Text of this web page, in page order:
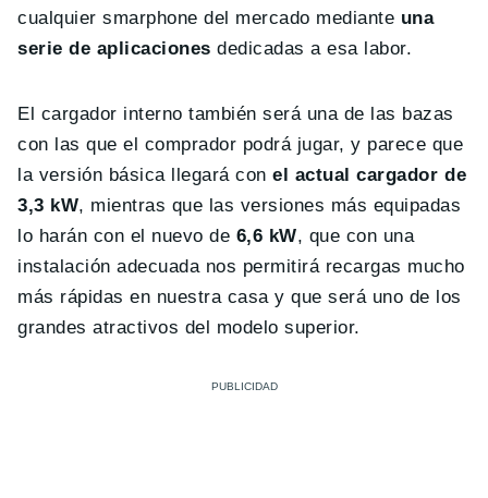
cualquier smarphone del mercado mediante una
serie de aplicaciones dedicadas a esa labor.
El cargador interno también será una de las bazas
con las que el comprador podrá jugar, y parece que
la versión básica llegará conel actual cargador de
3,3 kW, mientras que las versiones más equipadas
lo harán con el nuevo de 6,6 kW, que con una
instalación adecuada nos permitirá recargas mucho
más rápidas en nuestra casa y que será uno de los
grandes atractivos del modelo superior.